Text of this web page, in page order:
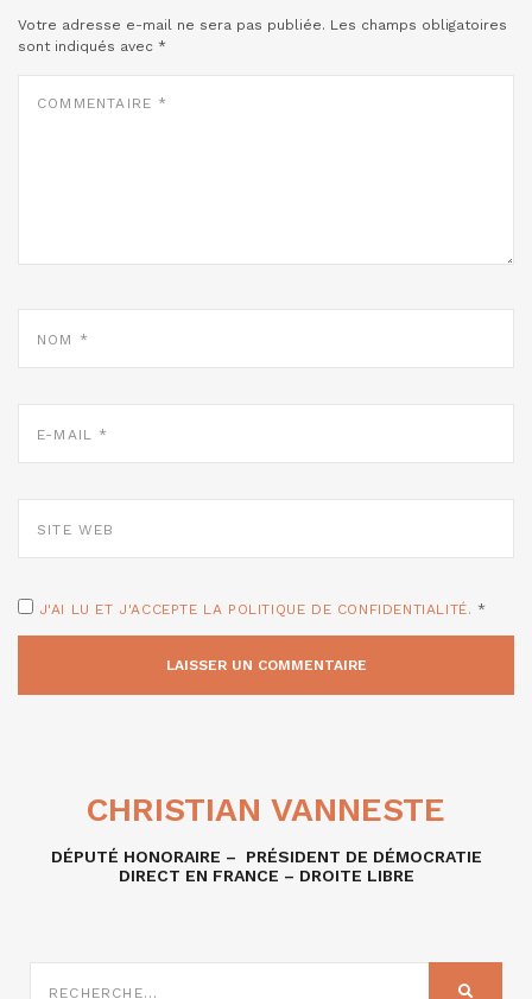
Votre adresse e-mail ne sera pas publiée. Les champs obligatoires
sont indiqués avec *
MAIL
WEB
J'AI LU ET J'ACCEPTE LA POLITIQUE DE CONFIDENTIALITÉ. *
CHRISTIAN VANNESTE
DÉPUTÉ HONORAIRE – PRÉSIDENT DE DÉMOCRATIE
DIRECT EN FRANCE – DROITE LIBRE
SUR